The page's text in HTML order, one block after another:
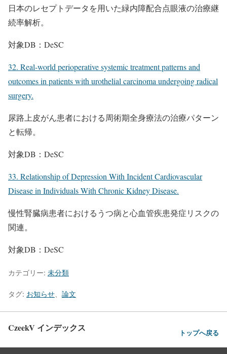
日本のレセプトデータを用いた緑内障配合点眼液の治療継
続率解析。
対象DB：DeSC
32. Real-world perioperative systemic treatment patterns and
outcomes in patients with urothelial carcinoma undergoing radical
surgery.
尿路上皮がん患者における周術期全身療法の治療パターン
と転帰。
対象DB：DeSC
33. Relationship of Depression With Incident Cardiovascular
Disease in Individuals With Chronic Kidney Disease.
慢性腎臓病患者におけるうつ病と心血管疾患発症リスクの
関連。
対象DB：DeSC
カテゴリー: 未分類
タグ: お知らせ 論文
CzeekV インデックス トップへ戻る